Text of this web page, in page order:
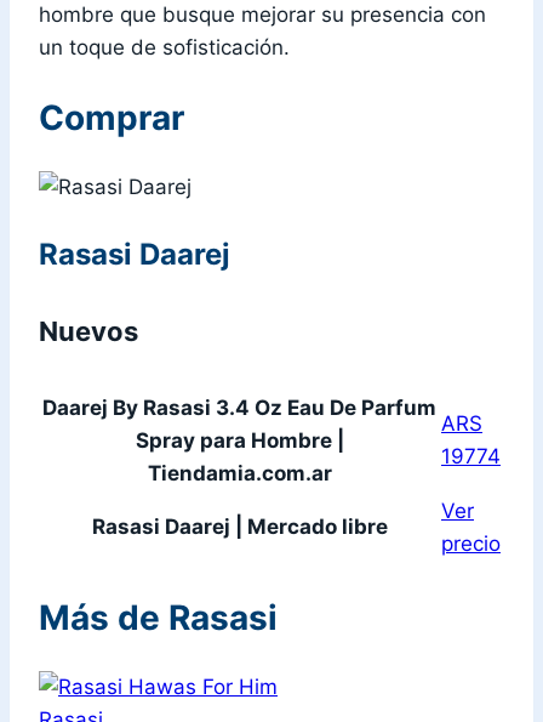
hombre que busque mejorar su presencia con
un toque de sofisticación.
Comprar
Rasasi Daarej
Nuevos
Daarej By Rasasi 3.4 Oz Eau De Parfum
Spray para Hombre |
Tiendamia.com.ar
ARS
19774
Rasasi Daarej | Mercado libre
Ver
precio
Más de Rasasi